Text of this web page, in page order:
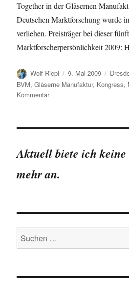
Together in der Gläsernen
Deutschen Marktforschung wurde
verliehen. Preisträger bei dieser
Marktforscherpersönlichkeit
Autor
Wolf Riepl
Veröffentlicht
am
9. Mai 2009
BVM,Gläserne Manufaktur, Kongress,
Kommentarzu
in
Aktuell biete ich keine
mehr an.
Suchen
nach: